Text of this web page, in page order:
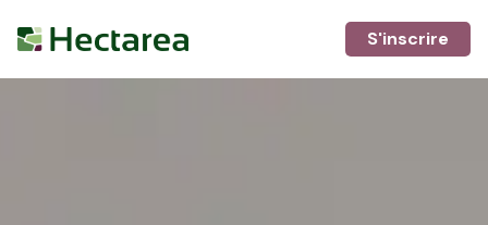
S'inscrire